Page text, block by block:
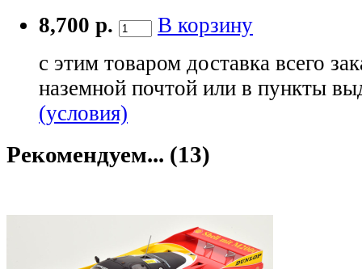
8,700 р.
В корзину
с этим товаром доставка всего
наземной почтой или в пункты
(условия)
Рекомендуем... (13)